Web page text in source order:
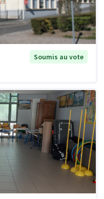
Soumis au vote